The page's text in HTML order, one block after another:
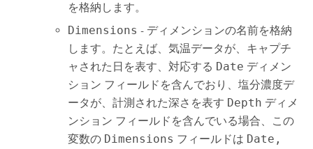
を格納します。
Dimensions - ディメンションの名前を格納
します。たとえば、気温データが、キャプチ
ャされた日を表す、対応する Date ディメン
ション フィールドを含んでおり、塩分濃度デ
ータが、計測された深さを表す Depth ディメ
ンション フィールドを含んでいる場合、この
変数の Dimensions フィールドは Date,